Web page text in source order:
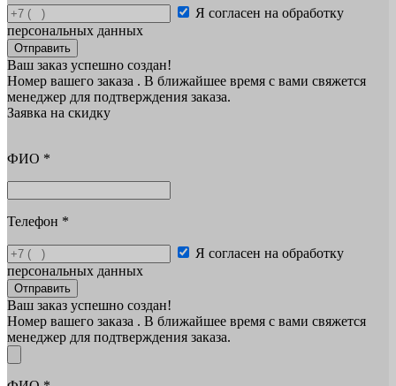
Я согласен на обработку
персональных данных
Отправить
Ваш заказ успешно создан!
Номер вашего заказа . В ближайшее время с вами свяжется
менеджер для подтверждения заказа.
Заявка на скидку
ФИО *
Телефон *
Я согласен на обработку
персональных данных
Отправить
Ваш заказ успешно создан!
Номер вашего заказа . В ближайшее время с вами свяжется
менеджер для подтверждения заказа.